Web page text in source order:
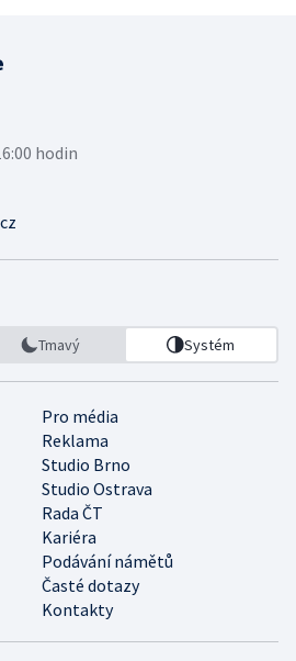
hodin
Tmavý Systém
Pro média
Reklama
Studio Brno
Studio Ostrava
Rada ČT
Kariéra
Podávání námětů
Časté dotazy
Kontakty